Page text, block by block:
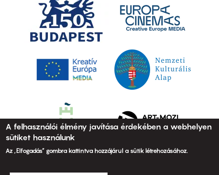
A felhasználói élmény javítása érdekében a webhelyen
sütiket használunk
Az „Elfogadás” gombra kattintva hozzájárul a sütik létrehozásához.